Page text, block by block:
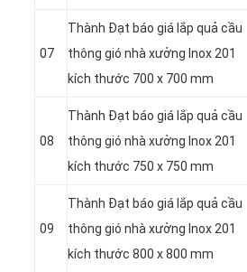
07
Thành Đạt báo giá lắp quả cầu
thông gió nhà xưởng Inox 201
kích thước 700 x 700 mm
08
Thành Đạt báo giá lắp quả cầu
thông gió nhà xưởng Inox 201
kích thước 750 x 750 mm
09
Thành Đạt báo giá lắp quả cầu
thông gió nhà xưởng Inox 201
kích thước 800 x 800 mm